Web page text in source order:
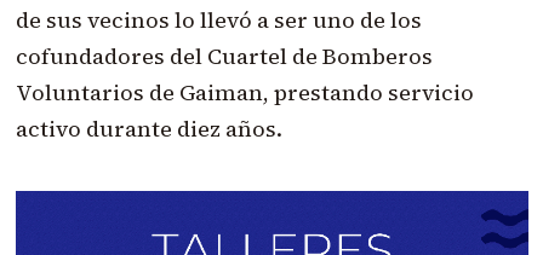
de sus vecinos lo llevó a ser uno de los
cofundadores del Cuartel de Bomberos
Voluntarios de Gaiman, prestando servicio
activo durante diez años.